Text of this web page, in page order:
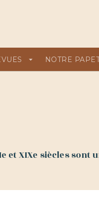
arrow_drop_down NOTRE
et XIXe siècles sont